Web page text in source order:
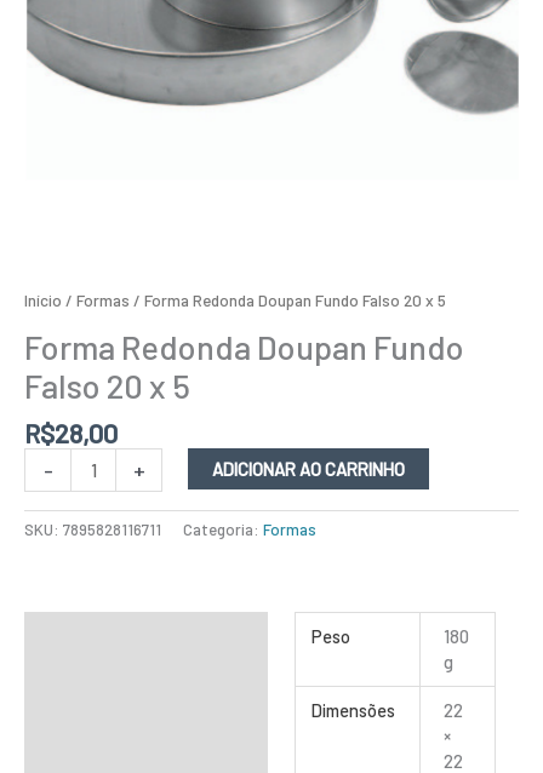
Início / Formas / Forma Redonda Doupan Fundo Falso 20 x 5
Forma Redonda Doupan Fundo
Falso 20 x 5
R$28,00
- + ADICIONAR AO CARRINHO
SKU: 7895828116711 Categoria: Formas
Peso
180
g
Dimensões
22
×
22